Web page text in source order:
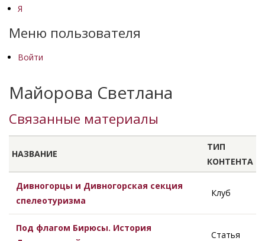
Я
Меню пользователя
Войти
Майорова Светлана
Связанные материалы
НАЗВАНИЕ
ТИП
КОНТЕНТА
Дивногорцы и Дивногорская секция
спелеотуризма
Клуб
Под флагом Бирюсы. История
Статья